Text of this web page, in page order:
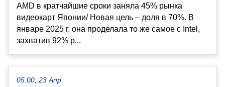
AMD в кратчайшие сроки заняла 45% рынка
видеокарт Японии/ Новая цель – доля в 70%. В
январе 2025 г. она проделала то же самое с Intel,
захватив 92% р...
05:00, 23 Апр